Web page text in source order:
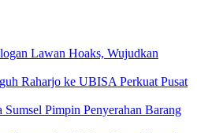
Lawan Hoaks, Wujudkan
Raharjo ke UBISA Perkuat Pusat
Pimpin Penyerahan Barang